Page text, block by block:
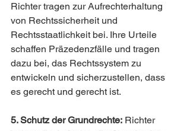
Richter tragen zur Aufrechterhaltung
von Rechtssicherheit und
Rechtsstaatlichkeit bei. Ihre Urteile
schaffen Präzedenzfälle und tragen
dazu bei, das Rechtssystem zu
entwickeln und sicherzustellen, dass
es gerecht und gerecht ist.
5. Schutz der Grundrechte: Richter